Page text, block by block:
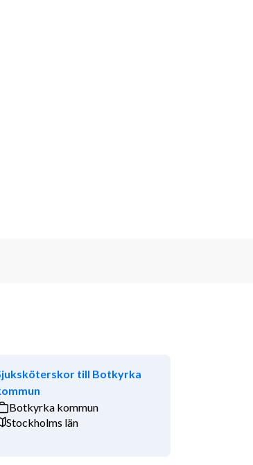
till Botkyrka
Botkyrka kommun
Stockholms län